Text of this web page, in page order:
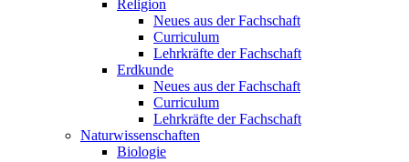
Religion
Neues aus der Fachschaft
Curriculum
Lehrkräfte der Fachschaft
Erdkunde
Neues aus der Fachschaft
Curriculum
Lehrkräfte der Fachschaft
Naturwissenschaften
Biologie